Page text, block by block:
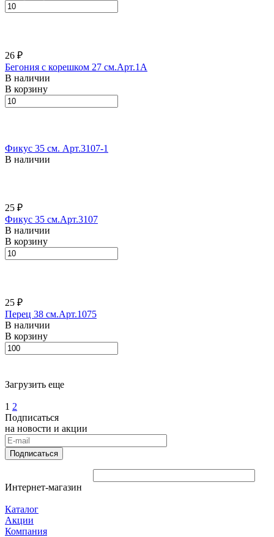
26 ₽
Бегония с корешком 27 см.Арт.1А
В наличии
В корзину
Фикус 35 см. Арт.3107-1
В наличии
25 ₽
Фикус 35 см.Арт.3107
В наличии
В корзину
25 ₽
Перец 38 см.Арт.1075
В наличии
В корзину
Загрузить еще
1 2
Подписаться
на новости и акции
Подписаться
Интернет-магазин
Каталог
Акции
Компания